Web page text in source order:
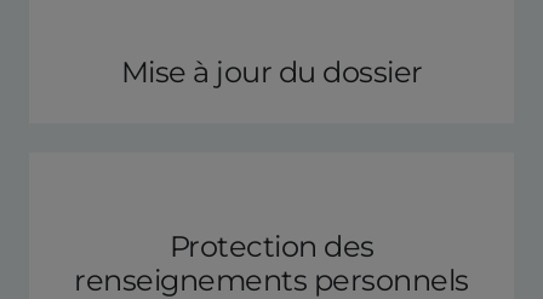
Mise à jour du dossier
Protection des
renseignements personnels